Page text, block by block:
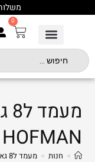
משלוח
0
HOFMAN
> חנות > מעמד ל8 גארדים אוניברסלי. HOFMAN